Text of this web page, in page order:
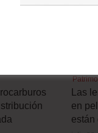
Las
en
están